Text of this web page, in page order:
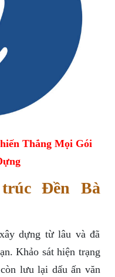
Thắng Mọi Gói
Đền Bà
dựng từ lâu và đã
Khảo sát hiện trạng
lưu lại dấu ấn văn